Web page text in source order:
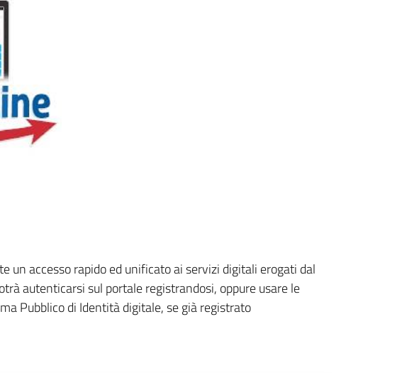
un accesso rapido ed unificato ai servizi digitali erogati dal
autenticarsi sul portale registrandosi, oppure usare le
Pubblico di Identità digitale, se già registrato